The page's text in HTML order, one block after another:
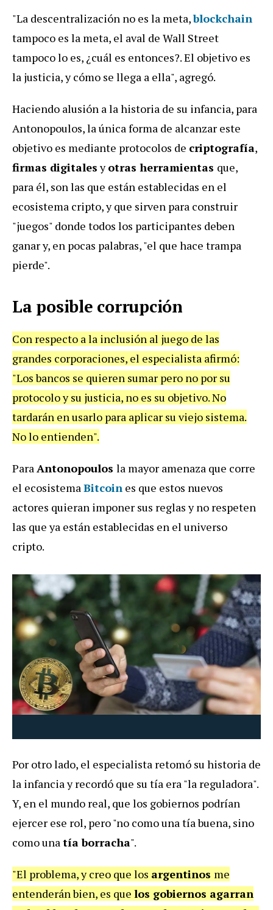
"La descentralización no es la meta,blockchain
tampoco es la meta, el aval de Wall Street
tampoco lo es, ¿cuál es entonces?. El objetivo es
la justicia, y cómo se llega a ella", agregó.
Haciendo alusión a la historia de su infancia, para
Antonopoulos, la única forma de alcanzar este
objetivo es mediante protocolos de criptografía,
firmas digitalesyotras herramientas que,
para él, son las que están establecidas en el
ecosistema cripto, y que sirven para construir
"juegos" donde todos los participantes deben
ganar y, en pocas palabras, "el que hace trampa
pierde".
La posible corrupción
Con respecto a la inclusión al juego de las
grandes corporaciones, el especialista afirmó:
"Los bancos se quieren sumar pero no por su
protocolo y su justicia, no es su objetivo. No
tardarán en usarlo para aplicar su viejo sistema.
No lo entienden".
ParaAntonopoulos la mayor amenaza que corre
el ecosistemaBitcoin es que estos nuevos
actores quieran imponer sus reglas y no respeten
las que ya están establecidas en el universo
cripto.
Por otro lado, el especialista retomó su historia de
la infancia y recordó que su tía era "la reguladora".
Y, en el mundo real, que los gobiernos podrían
ejercer ese rol, pero "no como una tía buena, sino
como unatía borracha".
"El problema, y creo que los argentinos me
entenderán bien, es que los gobiernos agarran